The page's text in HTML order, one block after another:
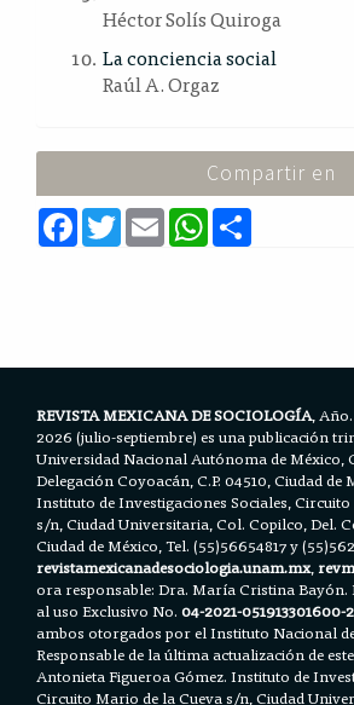
Héctor Solís Quiroga
La conciencia social
Raúl A. Orgaz
Compartir en
F
a
c
T
w
E
m
a
W
h
a
REVISTA MEXICANA DE SOCIOLOGÍA,
2026 (julio-septiembre) es una publicación
Universidad Nacional Autónoma de México,
Delegación Coyoacán, C.P. 04510, Ciudad de
Instituto de Investigaciones Sociales,
s/n, Ciudad Universitaria, Col. Copilco, Del.
Ciudad de México, Tel. (55)56654817 y
revistamexicanadesociologia.unam.mx,
ora responsable: Dra. María Cristina Bayón.
al uso Exclusivo No.04-2021-051913301600-
ambos otorgados por el Instituto Nacional
Responsable de la última actualización de
Antonieta Figueroa Gómez. Instituto de
Circuito Mario de la Cueva s/n, Ciudad